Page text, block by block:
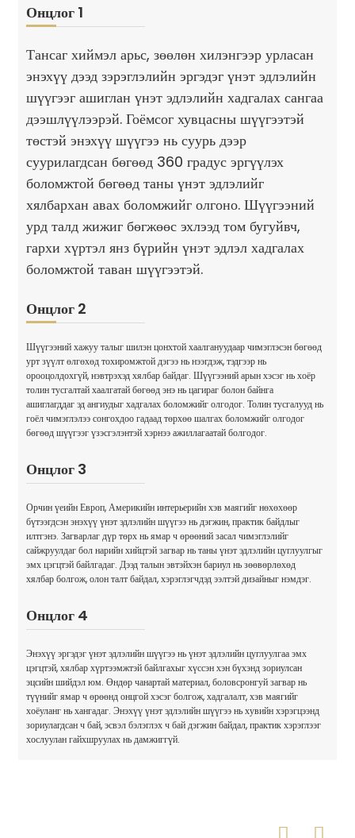
Онцлог 1
Тансаг хиймэл арьс, зөөлөн хилэнгээр урласан
энэхүү дээд зэрэглэлийн эргэдэг үнэт эдлэлийн
шүүгээг ашиглан үнэт эдлэлийн хадгалах сангаа
дээшлүүлээрэй. Гоёмсог хувцасны шүүгээтэй
төстэй энэхүү шүүгээ нь суурь дээр
суурилагдсан бөгөөд 360 градус эргүүлэх
боломжтой бөгөөд таны үнэт эдлэлийг
хялбархан авах боломжийг олгоно. Шүүгээний
урд талд жижиг бөгжөөс эхлээд том бугуйвч,
гархи хүртэл янз бүрийн үнэт эдлэл хадгалах
боломжтой таван шүүгээтэй.
Онцлог 2
Шүүгээний хажуу талыг шилэн цонхтой хаалгануудаар чимэглэсэн бөгөөд
урт зүүлт өлгөхөд тохиромжтой дэгээ нь нээгдэж, тэдгээр нь
орооцолдохгүй, нэвтрэхэд хялбар байдаг. Шүүгээний арын хэсэг нь хоёр
толин тусгалтай хаалгатай бөгөөд энэ нь цагираг болон байнга
ашиглагддаг эд ангиудыг хадгалах боломжийг олгодог. Толин тусгалууд нь
гоёл чимэглэлээ сонгохдоо гадаад төрхөө шалгах боломжийг олгодог
бөгөөд шүүгээг үзэсгэлэнтэй хэрнээ ажиллагаатай болгодог.
Онцлог 3
Орчин үеийн Европ, Америкийн интерьерийн хэв маягийг нөхөхөөр
бүтээгдсэн энэхүү үнэт эдлэлийн шүүгээ нь дэгжин, практик байдлыг
илтгэнэ. Загварлаг дүр төрх нь ямар ч өрөөний засал чимэглэлийг
сайжруулдаг бол нарийн хийцтэй загвар нь таны үнэт эдлэлийн цуглуулгыг
эмх цэгцтэй байлгадаг. Дээд талын эвтэйхэн бариул нь зөөвөрлөхөд
хялбар болгож, олон талт байдал, хэрэглэгчдэд ээлтэй дизайныг нэмдэг.
Онцлог 4
Энэхүү эргэдэг үнэт эдлэлийн шүүгээ нь үнэт эдлэлийн цуглуулгаа эмх
цэгцтэй, хялбар хүртээмжтэй байлгахыг хүссэн хэн бүхэнд зориулсан
эцсийн шийдэл юм. Өндөр чанартай материал, боловсронгуй загвар нь
түүнийг ямар ч өрөөнд онцгой хэсэг болгож, хадгалалт, хэв маягийг
хоёуланг нь хангадаг. Энэхүү үнэт эдлэлийн шүүгээ нь хувийн хэрэгцээнд
зориулагдсан ч бай, эсвэл бэлэглэх ч бай дэгжин байдал, практик хэрэглээг
хослуулан гайхшруулах нь дамжиггүй.